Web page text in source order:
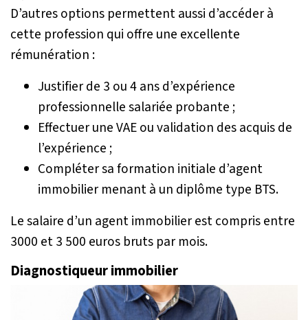
D’autres options permettent aussi d’accéder à
cette profession qui offre une excellente
rémunération :
Justifier de 3 ou 4 ans d’expérience
professionnelle salariée probante ;
Effectuer une VAE ou validation des acquis de
l’expérience ;
Compléter sa formation initiale d’agent
immobilier menant à un diplôme type BTS.
Le salaire d’un agent immobilier est compris entre
3000 et 3 500 euros bruts par mois.
Diagnostiqueur immobilier